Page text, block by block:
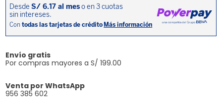
Envío gratis
Por compras mayores a S/ 199.00
Venta por WhatsApp
956 385 602